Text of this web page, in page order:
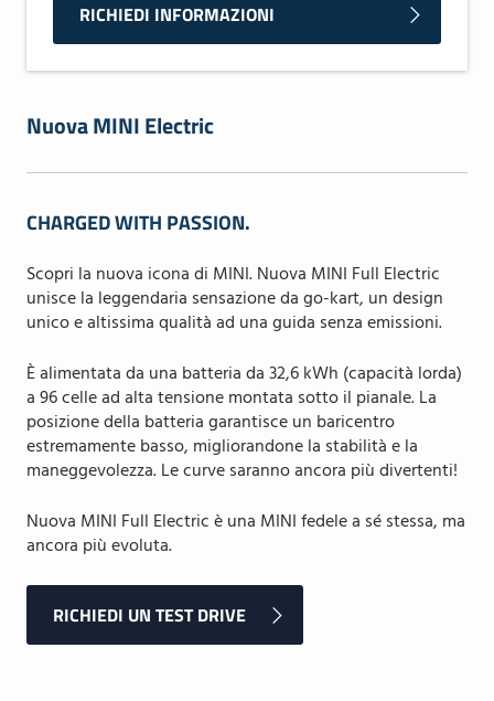
RICHIEDI INFORMAZIONI
Nuova MINI Electric
CHARGED WITH PASSION.
Scopri la nuova icona di MINI. Nuova MINI Full Electric
unisce la leggendaria sensazione da go-kart, un design
unico e altissima qualità ad una guida senza emissioni.
È alimentata da una batteria da 32,6 kWh (capacità lorda)
a 96 celle ad alta tensione montata sotto il pianale. La
posizione della batteria garantisce un baricentro
estremamente basso, migliorandone la stabilità e la
maneggevolezza. Le curve saranno ancora più divertenti!
Nuova MINI Full Electric è una MINI fedele a sé stessa, ma
ancora più evoluta.
RICHIEDI UN TEST DRIVE